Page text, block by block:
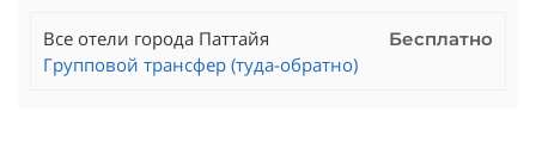
Все отели города Паттайя
Групповой трансфер (туда-обратно)
Бесплатно